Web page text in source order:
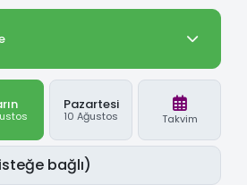
Pazartesi
10 Ağustos Takvim